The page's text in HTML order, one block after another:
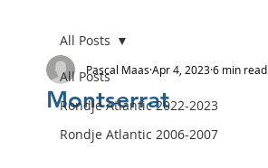
All Posts
Rondje Atlantic 2022-2023
Rondje Atlantic 2006-2007
All Posts
Montserrat
Pascal Maas Apr 4, 20236 min read